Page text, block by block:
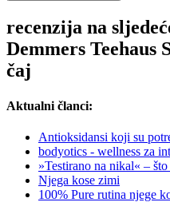
recenzija na
Demmers Teehaus
čaj
Aktualni članci:
Antioksidansi koji su
bodyotics - wellness za
»Testirano na nikal« –
Njega kose zimi
100% Pure rutina njege